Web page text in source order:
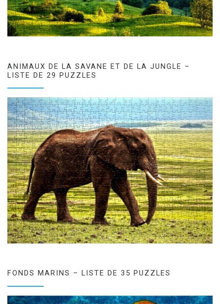
ANIMAUX DE LA SAVANE ET DE LA JUNGLE –
LISTE DE 29 PUZZLES
FONDS MARINS – LISTE DE 35 PUZZLES